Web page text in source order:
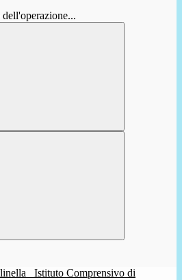
Istituto Comprensivo di